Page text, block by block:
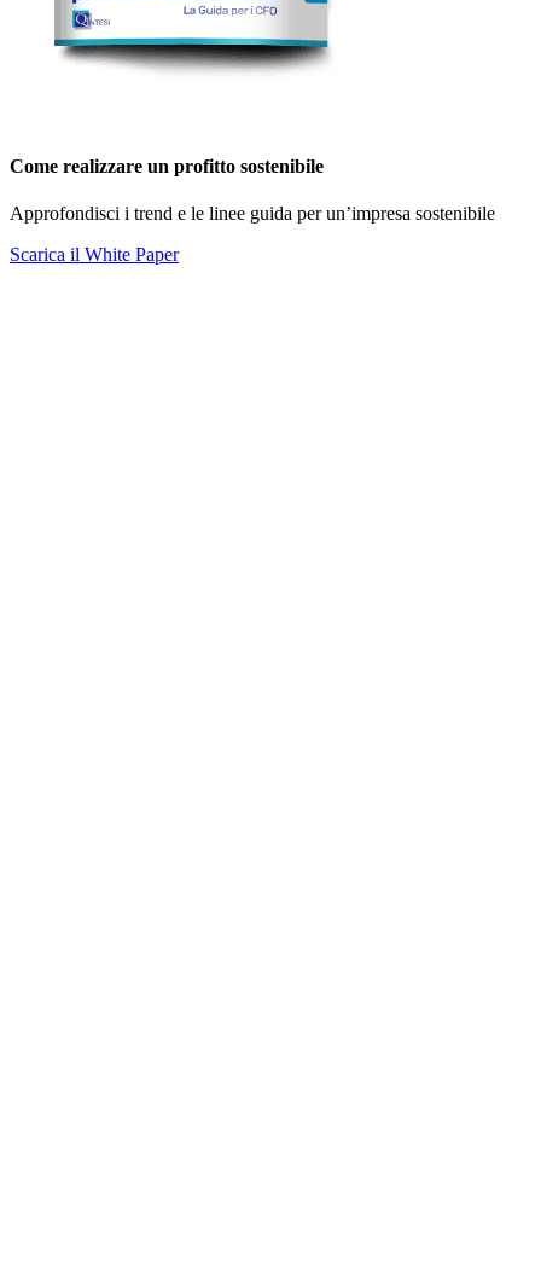
Come realizzare un profitto sostenibile
Approfondisci i trend e le linee guida per un’impresa sostenibile
Scarica il White Paper